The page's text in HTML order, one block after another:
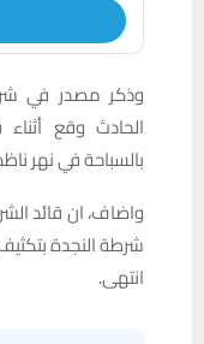
وذكر مصدر في
الحادث وقع
بالسباحة في نهر
واضاف، ان قائد
شرطة النجدة
انتهى.